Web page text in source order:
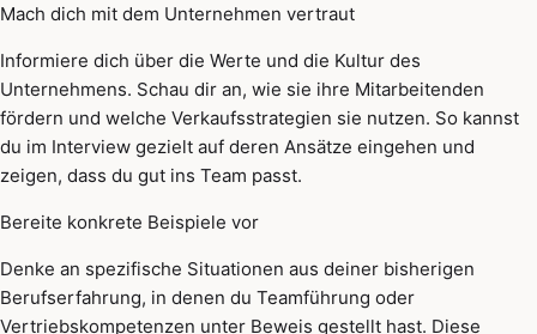
Mach dich mit dem Unternehmen vertraut
Informiere dich über die Werte und die Kultur des
Unternehmens. Schau dir an, wie sie ihre Mitarbeitenden
fördern und welche Verkaufsstrategien sie nutzen. So kannst
du im Interview gezielt auf deren Ansätze eingehen und
zeigen, dass du gut ins Team passt.
Bereite konkrete Beispiele vor
Denke an spezifische Situationen aus deiner bisherigen
Berufserfahrung, in denen du Teamführung oder
Vertriebskompetenzen unter Beweis gestellt hast. Diese